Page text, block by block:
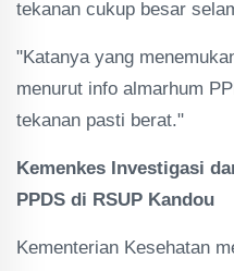
tekanan cukup besar
"Katanya yang
menurut info almarhum
tekanan pasti berat."
Kemenkes Investigasi
PPDS di RSUP Kandou
Kementerian Kesehatan